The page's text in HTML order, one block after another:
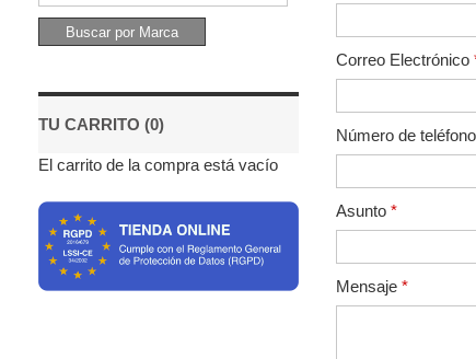
TU CARRITO (0)
El carrito de la compra está vacío
Correo Electrónico
Número de teléfono
Asunto *
Mensaje *